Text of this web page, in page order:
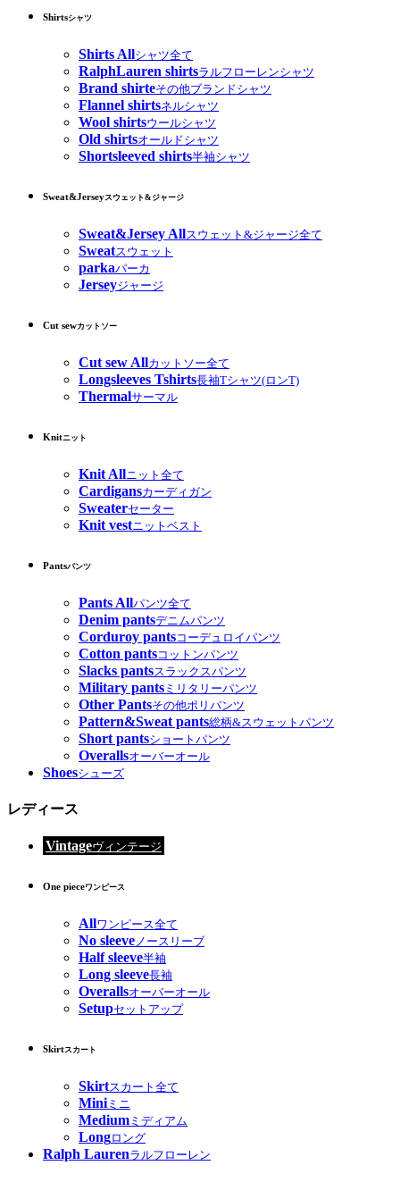
Shirtsシャツ
Shirts Allシャツ全て
RalphLauren shirtsラルフローレンシャツ
Brand shirteその他ブランドシャツ
Flannel shirtsネルシャツ
Wool shirtsウールシャツ
Old shirtsオールドシャツ
Shortsleeved shirts半袖シャツ
Sweat&Jerseyスウェット&ジャージ
Sweat&Jersey Allスウェット&ジャージ全て
Sweatスウェット
parkaパーカ
Jerseyジャージ
Cut sewカットソー
Cut sew Allカットソー全て
Longsleeves Tshirts長袖Tシャツ(ロンT)
Thermalサーマル
Knitニット
Knit Allニット全て
Cardigansカーディガン
Sweaterセーター
Knit vestニットベスト
Pantsパンツ
Pants Allパンツ全て
Denim pantsデニムパンツ
Corduroy pantsコーデュロイパンツ
Cotton pantsコットンパンツ
Slacks pantsスラックスパンツ
Military pants ミリタリーパンツ
Other Pantsその他ポリパンツ
Pattern&Sweat pants総柄&スウェットパンツ
Short pantsショートパンツ
Overallsオーバーオール
Shoesシューズ
レディース
Vintageヴィンテージ
One pieceワンピース
Allワンピース全て
No sleeveノースリーブ
Half sleeve半袖
Long sleeve長袖
Overallsオーバーオール
Setupセットアップ
Skirtスカート
Skirtスカート全て
Miniミニ
Medium ミディアム
Longロング
Ralph Laurenラルフローレン